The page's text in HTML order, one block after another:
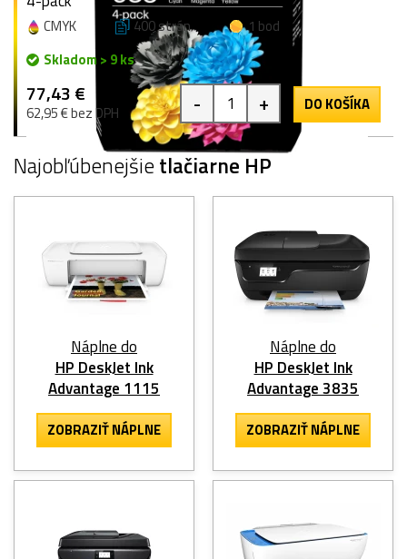
CMYK 400 strán
1 bod
Skladom > 9 ks
77,43 €
62,95 € bez DPH - + DO KOŠÍKA
Najobľúbenejšietlačiarne HP
Náplne do
HP DeskJet Ink
Advantage 1115
ZOBRAZIŤ NÁPLNE
Náplne do
HP DeskJet Ink
Advantage 3835
ZOBRAZIŤ NÁPLNE